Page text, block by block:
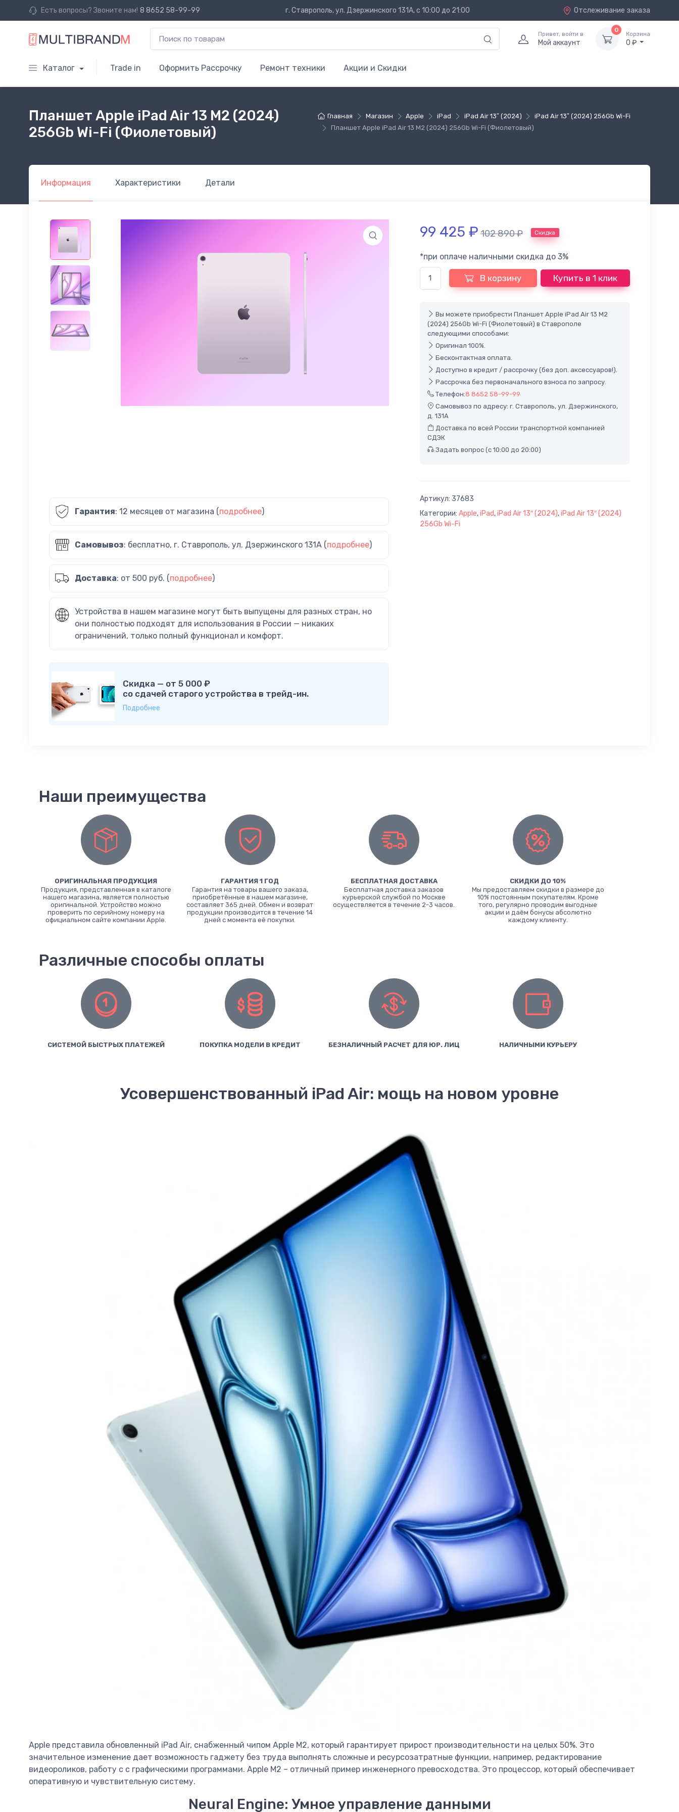
Есть вопросы? Звоните нам! 8 8652 58-99-99 г. Ставрополь, ул. Дзержинского 131А, с 10:00 до 21:00 Отслеживание заказа
Привет, войти в
Мой аккаунт
0
Корзина
0 ₽
Каталог Trade in Оформить Рассрочку Ремонт техники Акции и Скидки
Главная Магазин Apple iPad iPad Air 13″ (2024)
iPad Air 13″ (2024) 256Gb Wi-Fi
Планшет Apple iPad Air 13 M2 (2024) 256Gb Wi-Fi (Фиолетовый)
Планшет Apple iPad Air 13 M2 (2024)
256Gb Wi-Fi (Фиолетовый)
Информация Характеристики Детали
Гарантия: 12 месяцев от магазина (подробнее)
Самовывоз: бесплатно, г. Ставрополь, ул. Дзержинского 131А (подробнее)
Доставка: от 500 руб. (подробнее)
Устройства в нашем магазине могут быть выпущены для разных стран, но
они полностью подходят для использования в России — никаких
ограничений, только полный функционал и комфорт.
Скидка — от 5 000 ₽
со сдачей старого устройства в трейд-ин.
Подробнее
99 425 ₽ 102 890₽ Скидка
*при оплаче наличными скидка до 3%
В корзину Купить в 1 клик
Вы можете приобрести Планшет Apple iPad Air 13 M2
(2024) 256Gb Wi-Fi (Фиолетовый) в Ставрополе
следующими способами:
Оригинал 100%.
Бесконтактная оплата.
Доступно в кредит / рассрочку (без доп. аксессуаров!).
Рассрочка без первоначального взноса по запросу.
Телефон:8 8652 58-99-99
Самовывоз по адресу: г. Ставрополь, ул. Дзержинского,
д. 131А
Доставка по всей России транспортной компанией
СДЭК
Задать вопрос (с 10:00 до 20:00)
Артикул: 37683
Категории: Apple,iPad,iPad Air 13″ (2024),iPad Air 13″ (2024)
256Gb Wi-Fi
Наши преимущества
ОРИГИНАЛЬНАЯ ПРОДУКЦИЯ
Продукция, представленная в каталоге
нашего магазина, является полностью
оригинальной. Устройство можно
проверить по серийному номеру на
официальном сайте компании Apple.
ГАРАНТИЯ 1 ГОД
Гарантия на товары вашего заказа,
приобретённые в нашем магазине,
составляет 365 дней. Обмен и возврат
продукции производится в течение 14
дней с момента её покупки.
БЕСПЛАТНАЯ ДОСТАВКА
Бесплатная доставка заказов
курьерской службой по Москве
осуществляется в течение 2-3 часов.
СКИДКИ ДО 10%
Мы предоставляем скидки в размере до
10% постоянным покупателям. Кроме
того, регулярно проводим выгодные
акции и даём бонусы абсолютно
каждому клиенту.
Различные способы оплаты
СИСТЕМОЙ БЫСТРЫХ ПЛАТЕЖЕЙ ПОКУПКА МОДЕЛИ В КРЕДИТ БЕЗНАЛИЧНЫЙ РАСЧЕТ ДЛЯ ЮР. ЛИЦ НАЛИЧНЫМИ КУРЬЕРУ
Усовершенствованный iPad Air: мощь на новом уровне
Apple представила обновленный iPad Air, снабженный чипом Apple M2, который гарантирует прирост производительности на целых 50%. Это
значительное изменение дает возможность гаджету без труда выполнять сложные и ресурсозатратные функции, например, редактирование
видеороликов, работу с с графическими программами. Apple M2 – отличный пример инженерного превосходства. Это процессор, который обеспечивает
оперативную и чувствительную систему.
Neural Engine: Умное управление данными